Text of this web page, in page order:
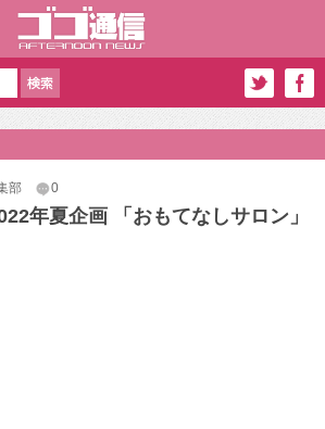
部 0
年夏企画 「おもてなしサロン」